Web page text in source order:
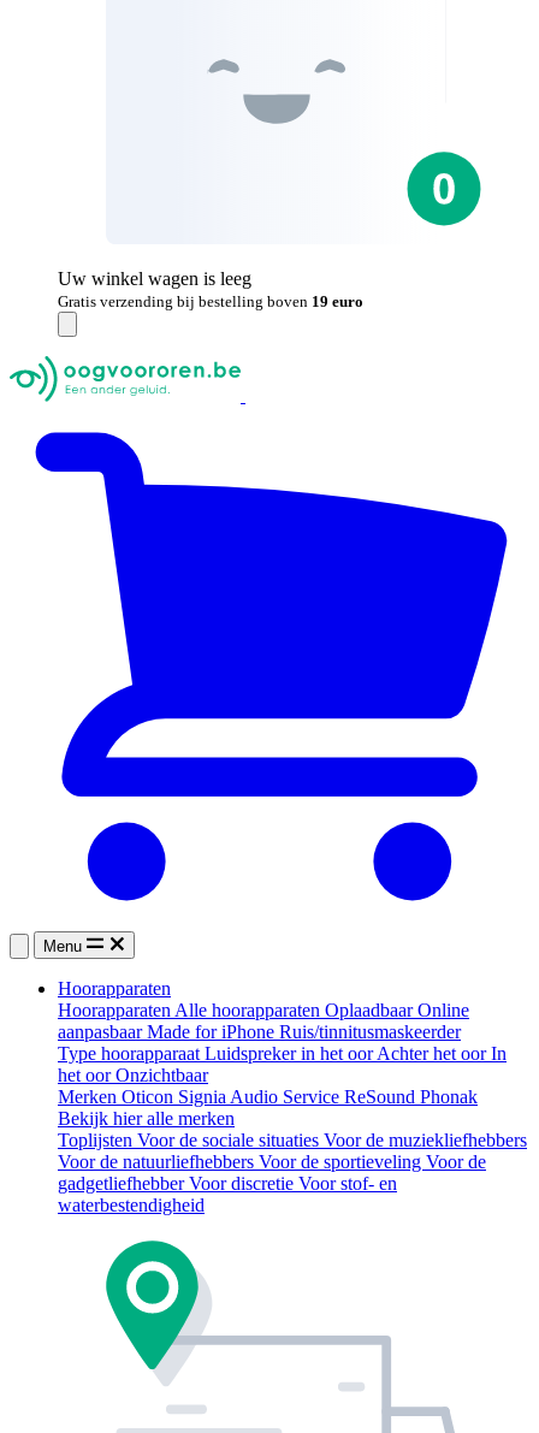
Uw winkel wagen is leeg
Gratis verzending bij bestelling boven 19 euro
Menu
Hoorapparaten
Hoorapparaten Alle hoorapparaten OplaadbaarOnline
aanpasbaarMade for iPhone Ruis/tinnitusmaskeerder
Type hoorapparaat Luidspreker in het oorAchter het oorIn
het oorOnzichtbaar
Merken Oticon Signia Audio Service ReSound Phonak
Bekijk hier alle merken
Toplijsten Voor de sociale situaties Voor de muziekliefhebbers
Voor de natuurliefhebbers Voor de sportieveling Voor de
gadgetliefhebberVoor discretie Voor stof- en
waterbestendigheid